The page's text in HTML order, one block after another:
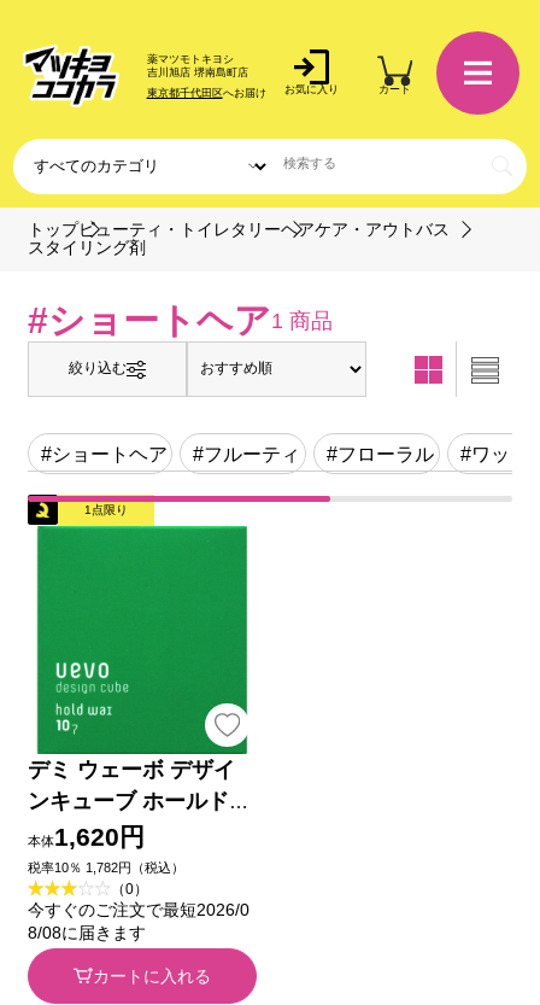
薬マツモトキヨシ
吉川旭店 堺南島町店
東京都千代田区へお届け お気に入り カート
トップビューティ・トイレタリーヘアケア・アウトバス
スタイリング剤
#ショートヘア1 商品
絞り込む
#ショートヘア #フルーティ #フローラル #ワック
1点限り
デミ ウェーボ デザイ
ンキューブ ホールドワ
ックス ８０ｇ 日華化
学
本体1,620円
税率10％ 1,782円（税込）
（0）
今すぐのご注文で最短2026/0
8/08に届きます
カートに入れる